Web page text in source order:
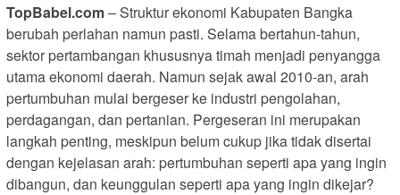
TopBabel.com– Struktur ekonomi Kabupaten Bangka
berubah perlahan namun pasti. Selama bertahun-tahun,
sektor pertambangan khususnya timah menjadi penyangga
utama ekonomi daerah. Namun sejak awal 2010-an, arah
pertumbuhan mulai bergeser ke industri pengolahan,
perdagangan, dan pertanian. Pergeseran ini merupakan
langkah penting, meskipun belum cukup jika tidak disertai
dengan kejelasan arah: pertumbuhan seperti apa yang ingin
dibangun, dan keunggulan seperti apa yang ingin dikejar?